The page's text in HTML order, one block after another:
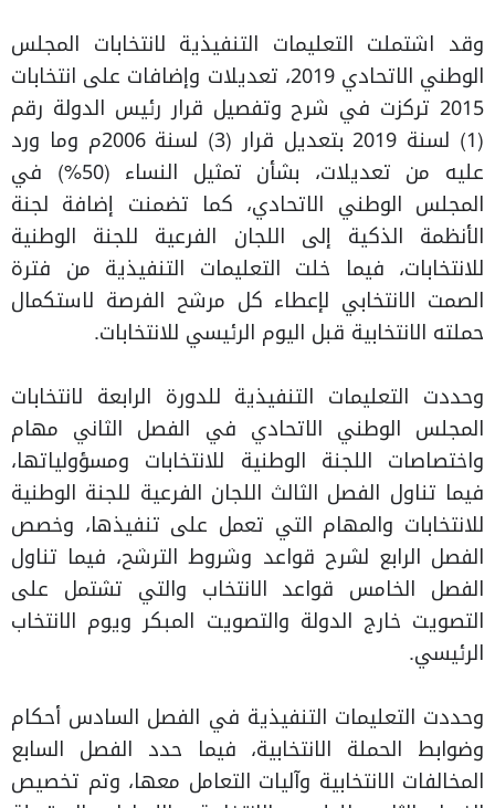
وقد اشتملت التعليمات التنفيذية لانتخابات المجلس
الوطني الاتحادي 2019، تعديلات وإضافات على انتخابات
2015 تركزت في شرح وتفصيل قرار رئيس الدولة رقم
(1) لسنة 2019 بتعديل قرار (3) لسنة 2006م وما ورد
عليه من تعديلات، بشأن تمثيل النساء (50%) في
المجلس الوطني الاتحادي، كما تضمنت إضافة لجنة
الأنظمة الذكية إلى اللجان الفرعية للجنة الوطنية
للانتخابات، فيما خلت التعليمات التنفيذية من فترة
الصمت الانتخابي لإعطاء كل مرشح الفرصة لاستكمال
حملته الانتخابية قبل اليوم الرئيسي للانتخابات.
وحددت التعليمات التنفيذية للدورة الرابعة لانتخابات
المجلس الوطني الاتحادي في الفصل الثاني مهام
واختصاصات اللجنة الوطنية للانتخابات ومسؤولياتها،
فيما تناول الفصل الثالث اللجان الفرعية للجنة الوطنية
للانتخابات والمهام التي تعمل على تنفيذها، وخصص
الفصل الرابع لشرح قواعد وشروط الترشح، فيما تناول
الفصل الخامس قواعد الانتخاب والتي تشتمل على
التصويت خارج الدولة والتصويت المبكر ويوم الانتخاب
الرئيسي.
وحددت التعليمات التنفيذية في الفصل السادس أحكام
وضوابط الحملة الانتخابية، فيما حدد الفصل السابع
المخالفات الانتخابية وآليات التعامل معها، وتم تخصيص